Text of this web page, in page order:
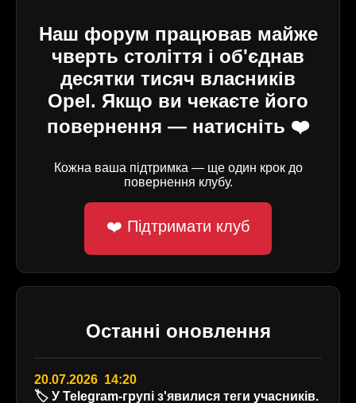
Наш форум працював майже
чверть століття і об'єднав
десятки тисяч власників
Opel. Якщо ви чекаєте його
повернення — натисніть ❤️
Кожна ваша підтримка — ще один крок до
повернення клубу.
❤️ Підтримати клуб
Останні оновлення
20.07.2026 14:20
🏷️ У Telegram-групі з'явилися теги учасників.